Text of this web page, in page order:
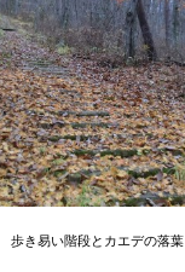
歩き易い階段とカエデの落葉